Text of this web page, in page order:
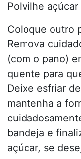
Polvilhe
Coloque outro
Remova
(com o pano)
quente para
Deixe esfriar
mantenha a
bandeja e
açúcar, se